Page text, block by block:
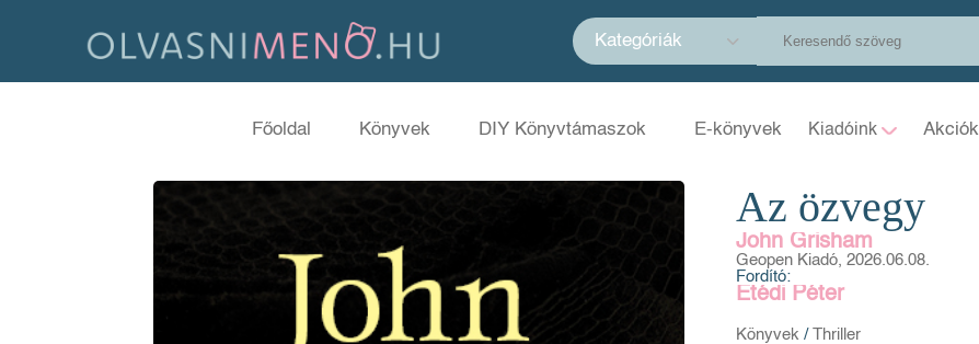
Kategóriák
Főoldal Könyvek DIY Könyvtámaszok E-könyvek Kiadóink Akciók
Az özvegy
John Grisham
Geopen Kiadó, 2026.06.08.
Fordító:
Etédi Péter
Könyvek / Thriller